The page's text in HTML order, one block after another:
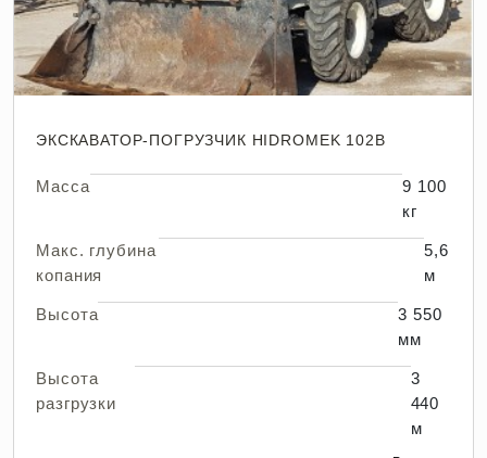
ЭКСКАВАТОР-ПОГРУЗЧИК HIDROMEK 102B
Масса
9 100
кг
Макс. глубина
копания
5,6
м
Высота
3 550
мм
Высота
разгрузки
3
440
м